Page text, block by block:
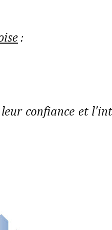
:
confiance et